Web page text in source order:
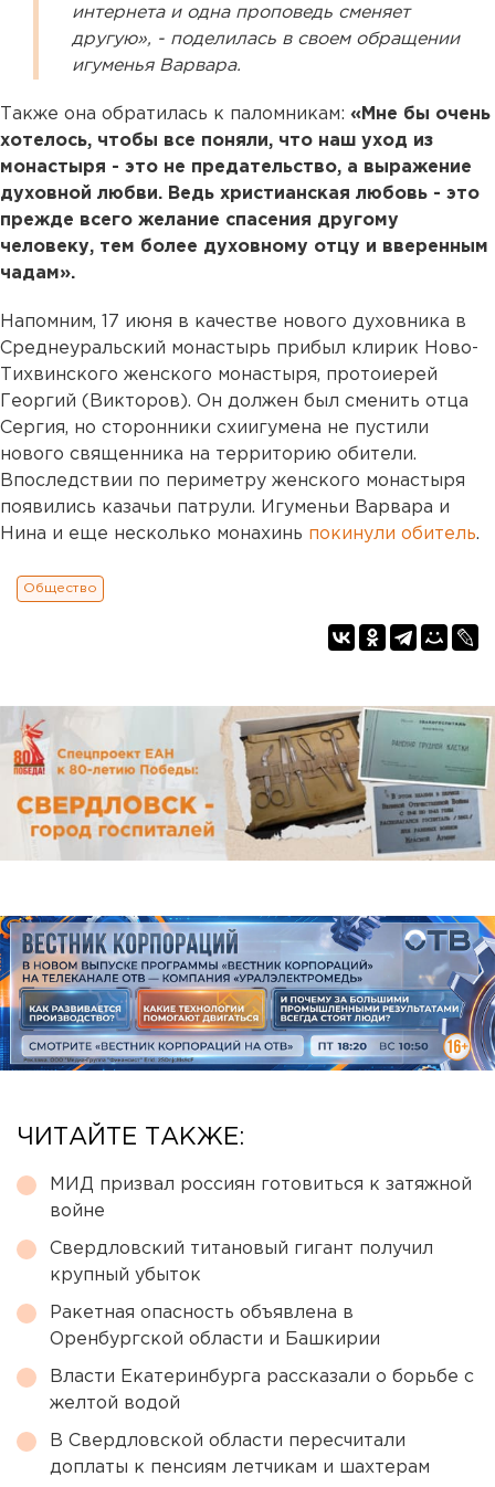
интернета и одна проповедь сменяет
другую», - поделилась в своем обращении
игуменья Варвара.
Также она обратилась к паломникам: «Мне бы очень
хотелось, чтобы все поняли, что наш уход из
монастыря - это не предательство, а выражение
духовной любви. Ведь христианская любовь - это
прежде всего желание спасения другому
человеку, тем более духовному отцу и вверенным
чадам».
Напомним, 17 июня в качестве нового духовника в
Среднеуральский монастырь прибыл клирик Ново-
Тихвинского женского монастыря, протоиерей
Георгий (Викторов). Он должен был сменить отца
Сергия, но сторонники схиигумена не пустили
нового священника на территорию обители.
Впоследствии по периметру женского монастыря
появились казачьи патрули. Игуменьи Варвара и
Нина и еще несколько монахинь покинули обитель.
Общество
ЧИТАЙТЕ ТАКЖЕ:
МИД призвал россиян готовиться к затяжной
войне
Свердловский титановый гигант получил
крупный убыток
Ракетная опасность объявлена в
Оренбургской области и Башкирии
Власти Екатеринбурга рассказали о борьбе с
желтой водой
В Свердловской области пересчитали
доплаты к пенсиям летчикам и шахтерам